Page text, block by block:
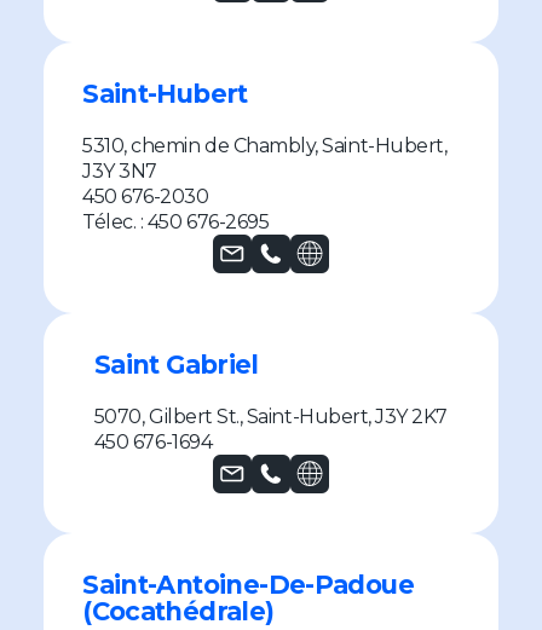
Saint-Hubert
5310, chemin de Chambly, Saint-Hubert,
J3Y 3N7
450 676-2030
Télec. : 450 676-2695
Saint Gabriel
5070, Gilbert St., Saint-Hubert, J3Y 2K7
450 676-1694
Saint-Antoine-De-Padoue
(Cocathédrale)